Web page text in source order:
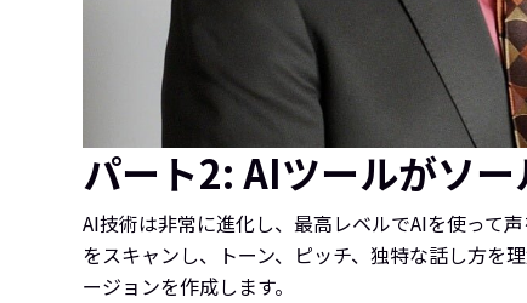
パート2: AIツールがソ
AI技術は非常に進化し、最高レベルでAIを使って
をスキャンし、トーン、ピッチ、独特な話し方を
ージョンを作成します。